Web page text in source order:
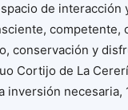
de
competente,
conservación y
Cortijo de La
inversión